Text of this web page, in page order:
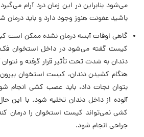
می‌شود بنابراین در این زمان درد آرام
باشید عفونت هنوز وجود دارد و باید درمان
گاهی اوقات آبسه درمان نشده ممکن است
کیست گفته می‌شود در داخل استخوان فک
دندان به شدت تحت تأثیر قرار گرفته و
هنگام کشیدن دندان، کیست استخوان بیرون
بتوان نجات داد، باید عصب‌ کشی انجام
آلوده از داخل دندان تخلیه شود. با این
‌کشی نمی‌تواند کیست استخوان را درمان
جراحی انجام شود.